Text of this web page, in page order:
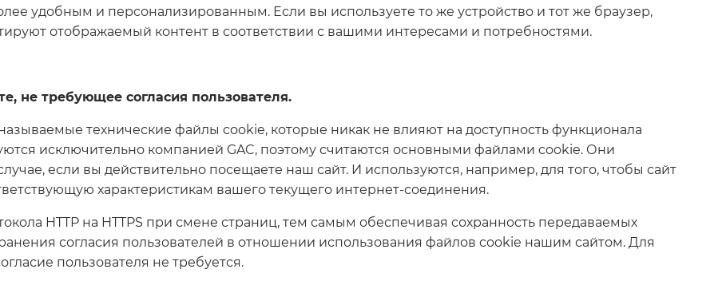
удобным и персонализированным. Если вы используете то же устройство и тот же браузер,
отображаемый контент в соответствии с вашими интересами и потребностями.
не требующее согласия пользователя.
технические файлы cookie, которые никак не влияют на доступность функционала
исключительно компанией GAC, поэтому считаются основными файлами cookie. Они
если вы действительно посещаете наш сайт. И используются, например, для того, чтобы сайт
характеристикам вашего текущего интернет-соединения.
HTTP на HTTPS при смене страниц, тем самым обеспечивая сохранность передаваемых
согласия пользователей в отношении использования файлов cookie нашим сайтом. Для
пользователя не требуется.